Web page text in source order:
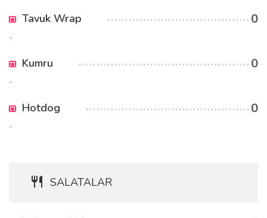
Tavuk Wrap 0
..
Kumru 0
..
Hotdog 0
..
SALATALAR